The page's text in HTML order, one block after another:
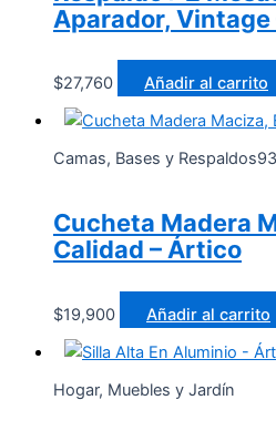
Aparador,
$27,760 Añadir al carrito
Camas, Bases y
Cucheta Madera
Calidad – Ártico
$19,900 Añadir al carrito
Hogar, Muebles y Jardín